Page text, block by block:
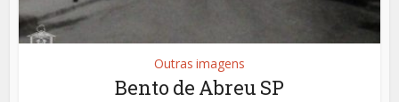
Outras imagens
Bento de Abreu SP